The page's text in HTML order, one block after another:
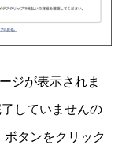
ジが表示されま
していませんの
タンをクリック